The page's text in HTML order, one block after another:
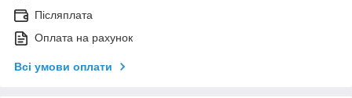
Післяплата
Оплата на рахунок
Всі умови оплати